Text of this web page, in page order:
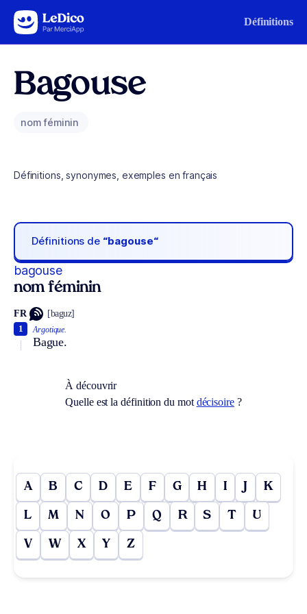
Aller au contenu Définitions
Bagouse
nom féminin
Définitions, synonymes, exemples en français
Définitions de “bagouse“
bagouse
nom féminin
FR [baguz]
Argotique.
Bague.
1
À découvrir
Quelle est la définition du mot décisoire?
A B C D E F G H I J K
L M N O P Q R S T U
V W X Y Z